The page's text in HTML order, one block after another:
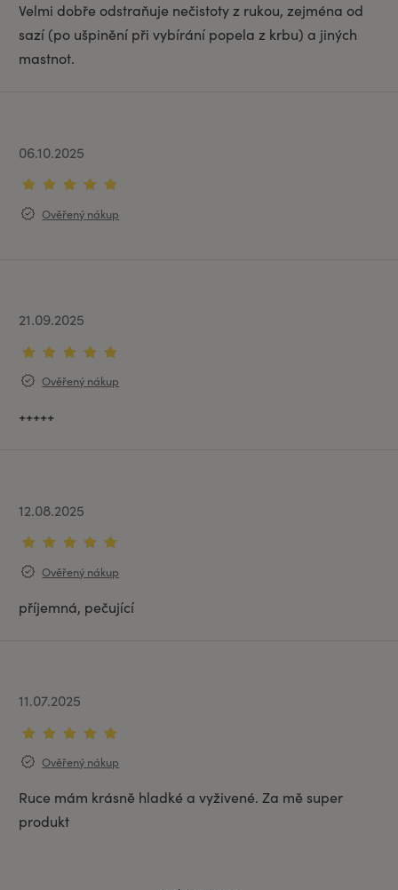
Velmi dobře odstraňuje nečistoty z rukou, zejména od
sazí (po ušpinění při vybírání popela z krbu) a jiných
mastnot.
06.10.2025
Ověřený nákup
21.09.2025
Ověřený nákup
+++++
12.08.2025
Ověřený nákup
příjemná, pečující
11.07.2025
Ověřený nákup
Ruce mám krásně hladké a vyživené. Za mě super
produkt